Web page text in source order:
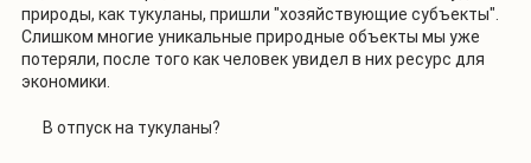
природы, как тукуланы, пришли "хозяйствующие субъекты".
Слишком многие уникальные природные объекты мы уже
потеряли, после того как человек увидел в них ресурс для
экономики.
В отпуск на тукуланы?